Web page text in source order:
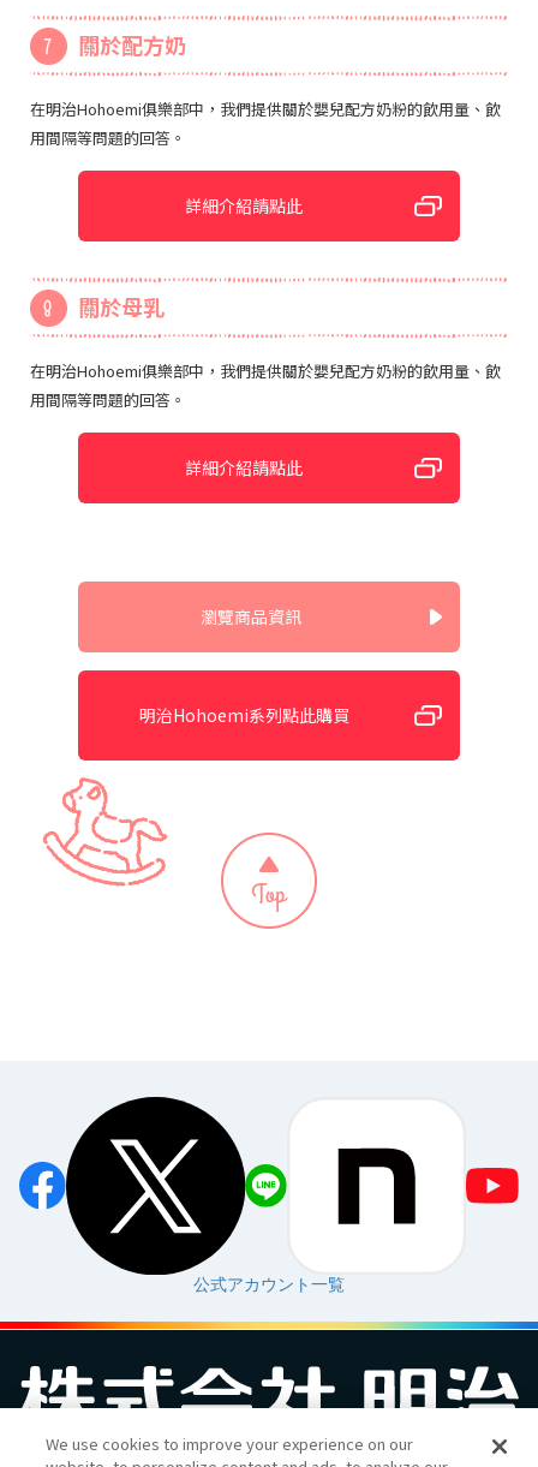
關於配方奶
在明治Hohoemi俱樂部中，我們提供關於嬰兒配方奶粉的飲用量、飲
用間隔等問題的回答。
詳細介紹請點此
關於母乳
在明治Hohoemi俱樂部中，我們提供關於嬰兒配方奶粉的飲用量、飲
用間隔等問題的回答。
詳細介紹請點此
瀏覽商品資訊
明治Hohoemi系列點此購買
公式アカウント一覧
We use cookies to improve your experience on our